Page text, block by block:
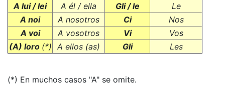
A lui / lei
A él / ella Gli / le
Le
A noi
A nosotros Ci
Nos
A voi
A vosotros Vi
Vos
(A) loro (*) A ellos (as) Gli Les
(*) En muchos casos "A" se omite.